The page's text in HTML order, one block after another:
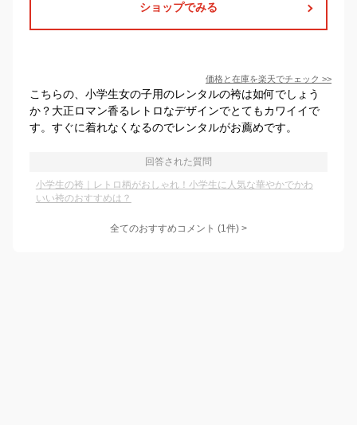
ショップでみる
価格と在庫を楽天でチェック >>
こちらの、小学生女の子用のレンタルの袴は如何でしょう
か？大正ロマン香るレトロなデザインでとてもカワイイで
す。すぐに着れなくなるのでレンタルがお薦めです。
回答された質問
小学生の袴｜レトロ柄がおしゃれ！小学生に人気な華やかでかわ
いい袴のおすすめは？
全てのおすすめコメント (1件) >